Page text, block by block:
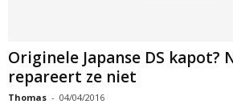
Originele Japanse DS kapot?
repareert ze niet
Thomas - 04/04/2016